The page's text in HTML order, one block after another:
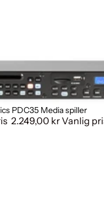
PDC35 Media spiller
2.249,00 krVanlig